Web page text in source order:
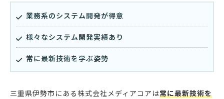
業務系のシステム開発が得意
様々なシステム開発実績あり
常に最新技術を学ぶ姿勢
三重県伊勢市にある株式会社メディアコアは常に最新技術を